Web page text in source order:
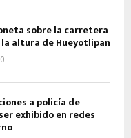
sobre la carretera
altura de Hueyotlipan
0
a policía de
exhibido en redes